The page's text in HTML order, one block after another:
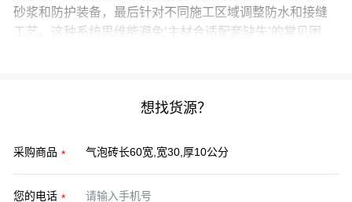
砂浆和防护装备，最后针对不同施工区域调整防水和接缝
工艺。这种系统思维能避免‘主材合适配套缺失’的常见困
想找货源？
采购商品
您的电话